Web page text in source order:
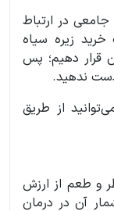
در ارتباط
خرید زیره سیاه
قرار دهیم؛ پس
ندهید.
از طریق
و طعم از ارزش
آن در درمان